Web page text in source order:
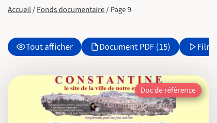
Accueil/Fonds documentaire/Page 9
Tout afficher Document PDF (15) Film
Doc de référence